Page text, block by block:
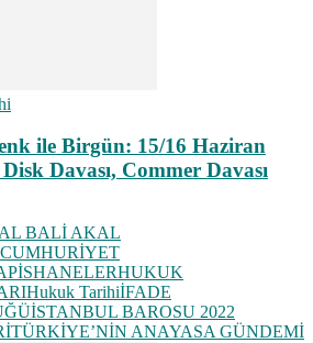
ile Birgün: 15/16 Haziran
Davası, Commer Davası
BALİ AKAL
CUMHURİYET
HUKUK
Hukuk TarihiİFADE
İSTANBUL BAROSU 2022
TÜRKİYE’NİN ANAYASA GÜNDEMİ